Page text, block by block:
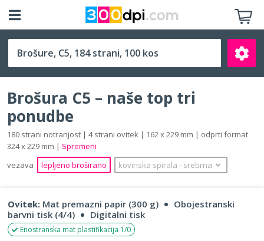
C5 (162 x 229 mm)
Išči
Brošura C5 – naše top tri
ponudbe
180 strani notranjost | 4 strani ovitek | 162 x 229 mm | odprti format
324 x 229 mm | Spremeni
vezava
lepljeno broširano kovinska spirala ‐ srebrna
Ovitek: Mat premazni papir (300 g)
Obojestranski
barvni tisk (4/4)
Digitalni tisk
Enostranska mat plastifikacija 1/0